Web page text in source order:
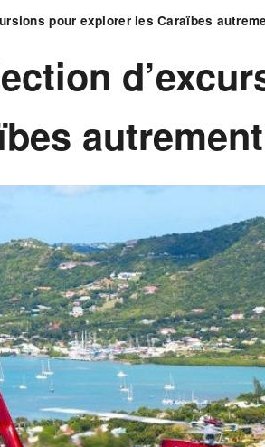
pour explorer les Caraïbes
autrement